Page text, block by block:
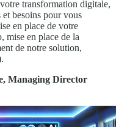
transformation digitale,
et besoins pour vous
en place de votre
mise en place de la
de notre solution,
Managing Director